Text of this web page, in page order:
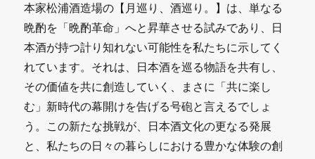
本家松浦酒造場の【月巡り、酒巡り。】は、単なる
晩酌を「晩酌革命」へと昇華させる試みであり、日
本酒が持つ計り知れない可能性を私たちに示してく
れています。それは、日本酒を巡る物語を共有し、
その価値を共に創造していく、まさに「共に楽し
む」新時代の幕開けを告げる号砲と言えるでしょ
う。この新たな挑戦が、日本酒文化の更なる発展
と、私たちの日々の暮らしにおける豊かな体験の創